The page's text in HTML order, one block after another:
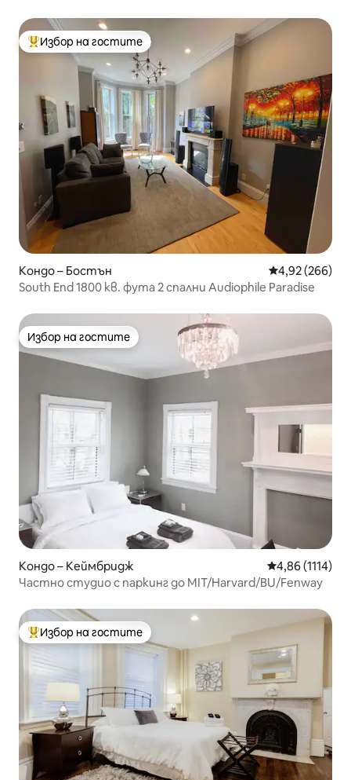
Най-популярен избор на гостите
Избор на гостите
Кондо – Бостън Средна
4,92 (266)
South End 1800 кв. фута 2 спални Audiophile Paradise
Избор на гостите
Избор на гостите
Кондо – Кеймбридж Средна
4,86 (1114)
Частно студио с паркинг до MIT/Harvard/BU/Fenway
Най-популярен избор на гостите
Избор на гостите